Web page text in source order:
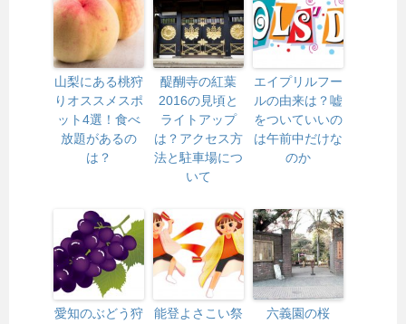
山梨にある桃狩
りオススメスポ
ット4選！食べ
放題があるの
は？
醍醐寺の紅葉
2016の見頃と
ライトアップ
は？アクセス方
法と駐車場につ
いて
エイプリルフー
ルの由来は？嘘
をついていいの
は午前中だけな
のか
愛知のぶどう狩
能登よさこい祭
六義園の桜